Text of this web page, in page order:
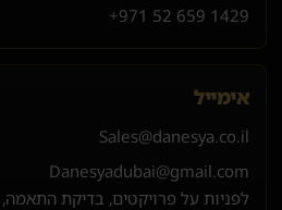
+971 52 659 1429
אימייל
Sales@danesya.co.il
Danesyadubai@gmail.com
לפניות על פרויקטים, בדיקת התאמה,